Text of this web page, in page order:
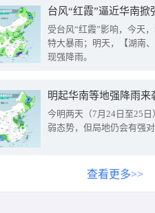
台风“红霞”逼近华南
受台风“红霞”影响，今天
特大暴雨；明天，【湖南
现强降雨。
明起华南等地强降雨
今明两天（7月24日至25
弱态势，但局地仍会有强
查看更多>>